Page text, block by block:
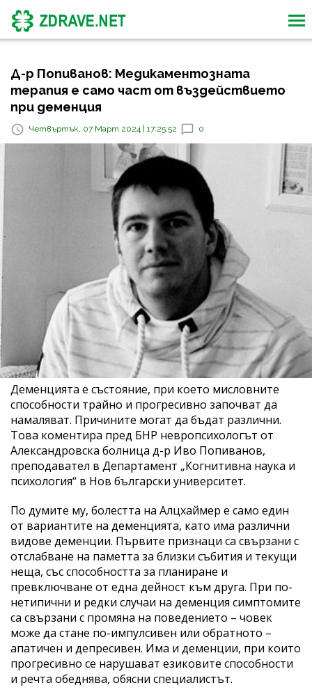
Д-р Попиванов: Медикаментозната
терапия е само част от въздействието
при деменция
Четвъртък, 07 Март 2024 | 17:25:52 0
Деменцията е състояние, при което мисловните
способности трайно и прогресивно започват да
намаляват. Причините могат да бъдат различни.
Това коментира пред БНР невропсихологът от
Александровска болница д-р Иво Попиванов,
преподавател в Департамент „Когнитивна наука и
психология“ в Нов български университет.
По думите му, болестта на Алцхаймер е само един
от вариантите на деменцията, като има различни
видове деменции. Първите признаци са свързани с
отслабване на паметта за близки събития и текущи
неща, със способността за планиране и
превключване от една дейност към друга. При по-
нетипични и редки случаи на деменция симптомите
са свързани с промяна на поведението – човек
може да стане по-импулсивен или обратното –
апатичен и депресивен. Има и деменции, при които
прогресивно се нарушават езиковите способности
и речта обеднява, обясни специалистът.